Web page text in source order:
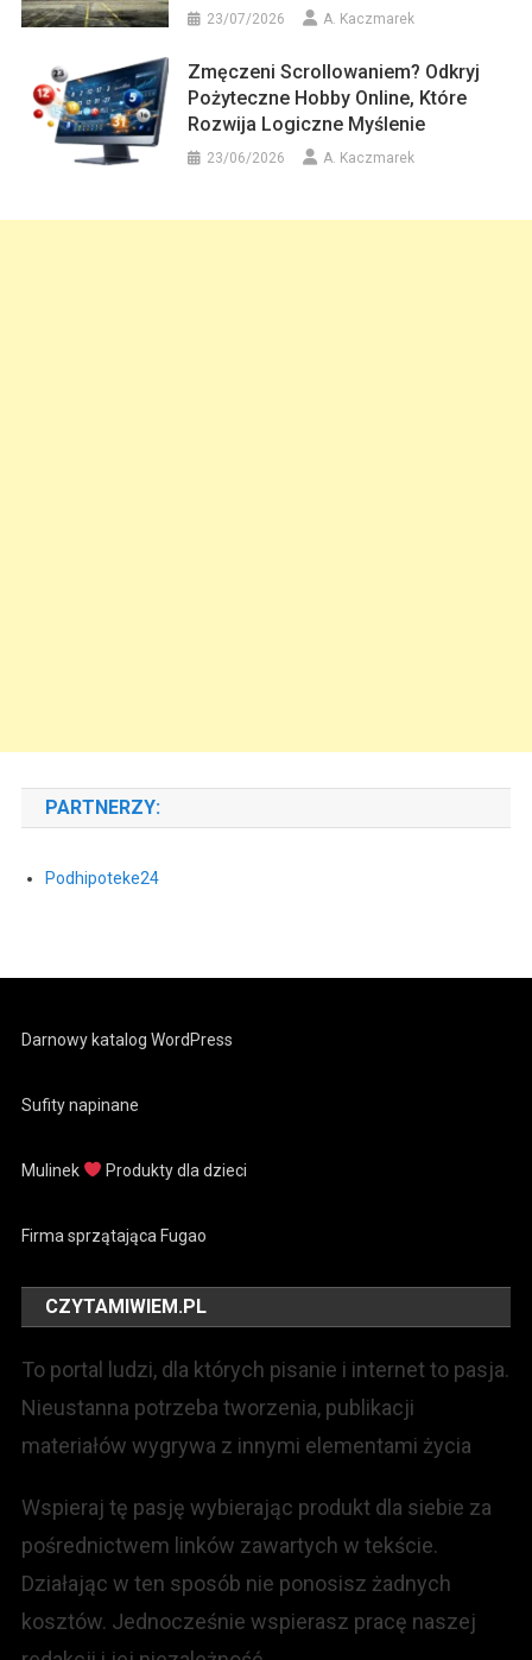
23/07/2026 A. Kaczmarek
Zmęczeni Scrollowaniem? Odkryj
Pożyteczne Hobby Online, Które
Rozwija Logiczne Myślenie
23/06/2026 A. Kaczmarek
PARTNERZY:
Podhipoteke24
Darnowy katalog WordPress
Sufity napinane
Mulinek Produkty dla dzieci
Firma sprzątająca Fugao
CZYTAMIWIEM.PL
To portal ludzi, dla których pisanie i internet to pasja.
Nieustanna potrzeba tworzenia, publikacji
materiałów wygrywa z innymi elementami życia
Wspieraj tę pasję wybierając produkt dla siebie za
pośrednictwem linków zawartych w tekście.
Działając w ten sposób nie ponosisz żadnych
kosztów. Jednocześnie wspierasz pracę naszej